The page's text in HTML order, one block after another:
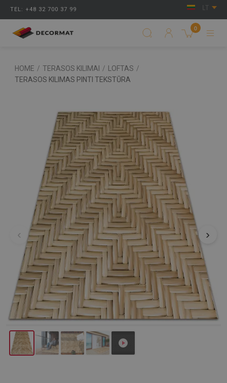
TEL: +48 32 700 37 99
0
HOME / TERASOS KILIMAI / LOFTAS /
TERASOS KILIMAS PINTI TEKSTŪRA
‹ ›